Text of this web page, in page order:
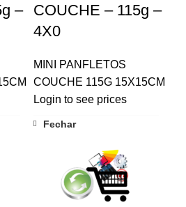
–
COUCHE – 115g –
4X0
MINI PANFLETOS
COUCHE 115G 15X15CM
Login to see prices
Fechar